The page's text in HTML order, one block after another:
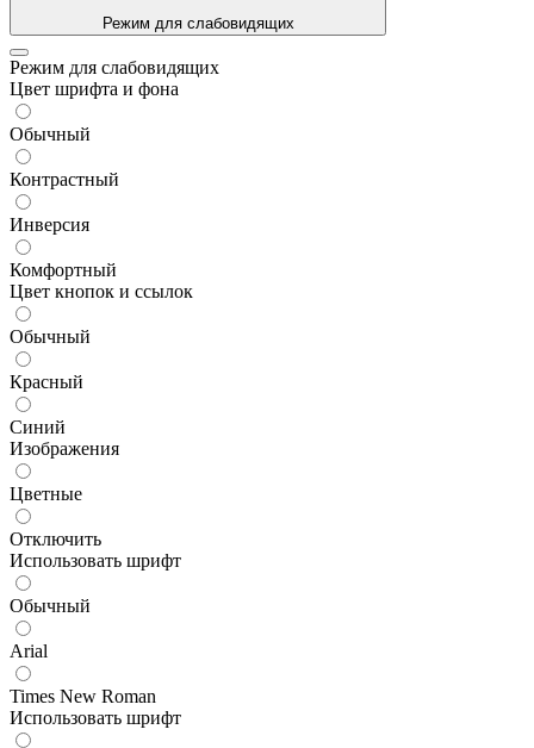
Режим для слабовидящих
Режим для слабовидящих
Цвет шрифта и фона
Обычный
Контрастный
Инверсия
Комфортный
Цвет кнопок и ссылок
Обычный
Красный
Синий
Изображения
Цветные
Отключить
Использовать шрифт
Обычный
Arial
Times New Roman
Использовать шрифт